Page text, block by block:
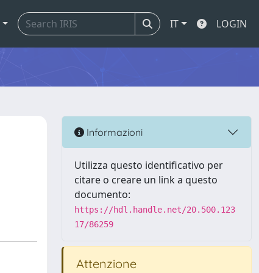
IT LOGIN
Informazioni
Utilizza questo identificativo per
citare o creare un link a questo
documento:
https://hdl.handle.net/20.500.123
17/86259
Attenzione